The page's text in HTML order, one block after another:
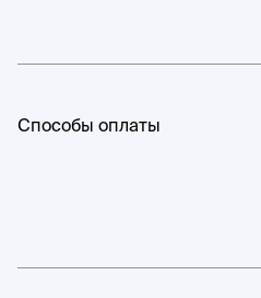
Способы оплаты